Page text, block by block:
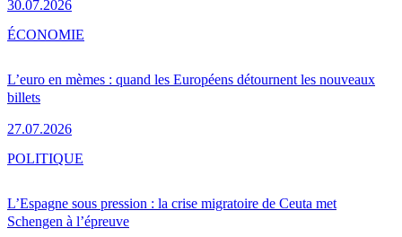
30.07.2026
L’euro en mèmes : quand les Européens détournent les nouveaux
billets
27.07.2026
ÉCONOMIE
L’Espagne sous pression : la crise migratoire de Ceuta met
Schengen à l’épreuve
POLITIQUE